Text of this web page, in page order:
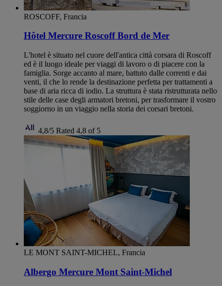
ROSCOFF, Francia
Hôtel Mercure Roscoff Bord de Mer
L'hotel è situato nel cuore dell'antica città corsara di Roscoff
ed è il luogo ideale per viaggi di lavoro o di piacere con la
famiglia. Sorge accanto al mare, battuto dalle correnti e dai
venti, il che lo rende la destinazione perfetta per trattamenti a
base di aria ricca di iodio. La struttura è stata ristrutturata nello
stile delle case degli armatori bretoni, per trasformare il vostro
soggiorno in un viaggio nella storia dei corsari bretoni.
4,8/5 Rated 4,8 of 5
LE MONT SAINT-MICHEL, Francia
Albergo Mercure Mont Saint-Michel